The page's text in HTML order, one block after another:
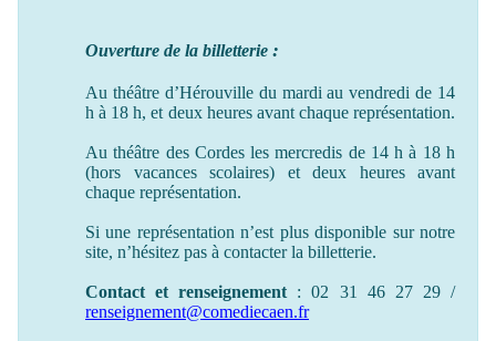
Ouverture de la billetterie :
Au théâtre d’Hérouville du mardi au vendredi de 14
h à 18 h, et deux heures avant chaque représentation.
Au théâtre des Cordes les mercredis de 14 h à 18 h
(hors vacances scolaires) et deux heures avant
chaque représentation.
Si une représentation n’est plus disponible sur notre
site, n’hésitez pas à contacter la billetterie.
Contact et renseignement : 02 31 46 27 29 /
renseignement@comediecaen.fr